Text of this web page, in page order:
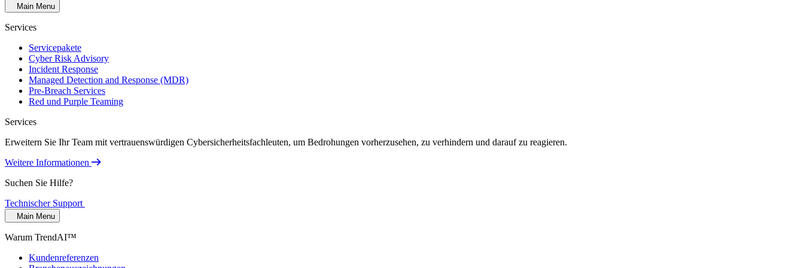
Main Menu
Services
Servicepakete
Cyber Risk Advisory
Incident Response
Managed Detection and Response (MDR)
Pre-Breach Services
Red und Purple Teaming
Services
Erweitern Sie Ihr Team mit vertrauenswürdigen Cybersicherheitsfachleuten, um Bedrohungen vorherzusehen, zu verhindern und darauf zu reagieren.
Weitere Informationen
Suchen Sie Hilfe?
Technischer Support
Main Menu
Warum TrendAI™
Kundenreferenzen